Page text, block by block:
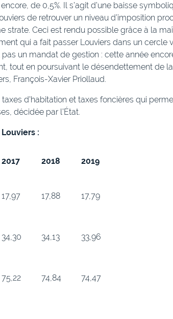
de 0,5%. Il s’agit d’une baisse
de retrouver un niveau d’imposition
strate. Ceci est rendu possible grâce à la
qui a fait passer Louviers dans un cercle
un mandat de gestion : cette année
tout en poursuivant le désendettement de
François-Xavier Priollaud.
d’habitation et taxes foncières qui
décidée par l’État.
:
2017 2018 2019
17,97 17,88 17,79
34,30 34,13 33,96
75,22 74,84 74,47